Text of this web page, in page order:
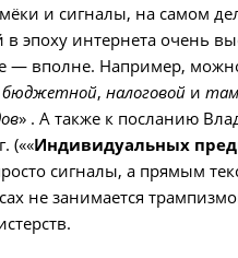
и сигналы, на самом
эпоху интернета очень
— вполне. Например,
бюджетной, налоговой и
» . А также к посланию
(««Индивидуальных
сигналы, а прямым
не занимается